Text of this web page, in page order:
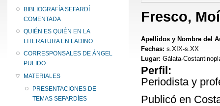
BIBLIOGRAFÍA SEFARDÍ
COMENTADA
QUIÉN ES QUIÉN EN LA
LITERATURA EN LADINO
CORRESPONSALES DE ÁNGEL
PULIDO
MATERIALES
PRESENTACIONES DE
TEMAS SEFARDÍES
Fresco,
Apellidos y Nombre del
Fechas: s.XIX-s.XX
Lugar: Gálata-
Perfil:
Periodista y
Publicó en